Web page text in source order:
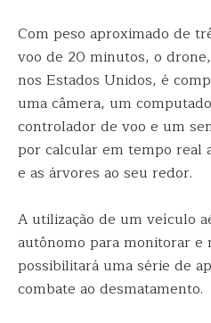
Com peso aproximado de
voo de 20 minutos, o
nos Estados Unidos, é
uma câmera, um
controlador de voo e um
por calcular em tempo real
e as árvores ao seu redor.
A utilização de um veículo
autônomo para monitorar e
possibilitará uma série de
combate ao desmatamento.